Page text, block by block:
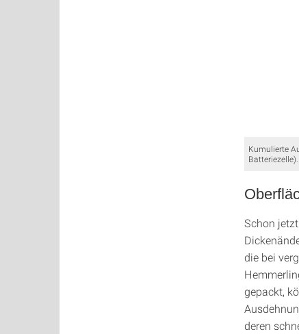
Kumulierte
Batteriezelle).
Schon
die bei
gepackt,
deren